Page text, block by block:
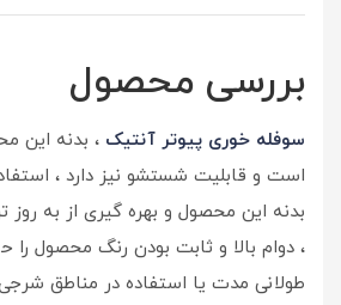
بررسی محصول
سوفله خوری پیوتر آنتیک ، بدنه این
است و قابلیت شستشو نیز دارد ،
بدنه این محصول و بهره گیری از به روز
، دوام بالا و ثابت بودن رنگ محصول را
طولانی مدت یا استفاده در مناطق شرجی